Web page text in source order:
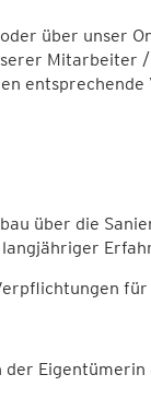
über unser
Mitarbeiter
über die
für
Eigentümerin